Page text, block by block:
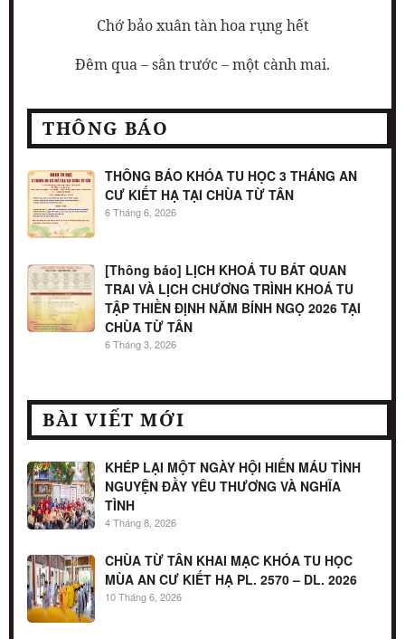
Chớ bảo xuân tàn hoa rụng hết
Đêm qua – sân trước – một cành mai.
THÔNG BÁO
THÔNG BÁO KHÓA TU HỌC 3 THÁNG AN
CƯ KIẾT HẠ TẠI CHÙA TỪ TÂN
6 Tháng 6, 2026
[Thông báo] LỊCH KHOÁ TU BÁT QUAN
TRAI VÀ LỊCH CHƯƠNG TRÌNH KHOÁ TU
TẬP THIỀN ĐỊNH NĂM BÍNH NGỌ 2026 TẠI
CHÙA TỪ TÂN
6 Tháng 3, 2026
BÀI VIẾT MỚI
KHÉP LẠI MỘT NGÀY HỘI HIẾN MÁU TÌNH
NGUYỆN ĐẦY YÊU THƯƠNG VÀ NGHĨA
TÌNH
4 Tháng 8, 2026
CHÙA TỪ TÂN KHAI MẠC KHÓA TU HỌC
MÙA AN CƯ KIẾT HẠ PL. 2570 – DL. 2026
10 Tháng 6, 2026